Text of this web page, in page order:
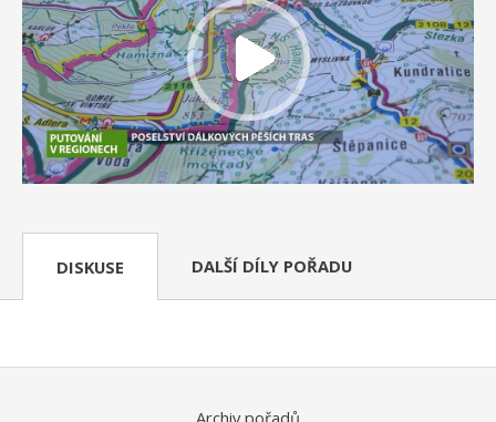
DISKUSE DALŠÍ DÍLY POŘADU
Archiv pořadů